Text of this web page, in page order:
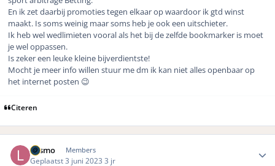
En ik zet daarbij promoties tegen elkaar op waardoor ik gtd winst
maakt. Is soms weinig maar soms heb je ook een uitschieter.
Ik heb wel wedlimieten vooral als het bij de zelfde bookmarker is moet
je wel oppassen.
Is zeker een leuke kleine bijverdientste!
Mocht je meer info willen stuur me dm ik kan niet alles openbaar op
het internet posten 😉
Citeren
Lasmo Members
Geplaatst 3 juni 2023 3 jr